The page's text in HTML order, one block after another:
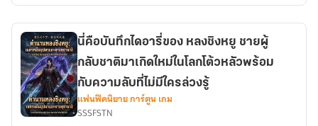
โลก
High
School
DxD
และ
มี
พลัง
นี่คือบันทึกไดอารี่ของ หลงชิงหยู ชายผู้
กลับชาติมาเกิดใหม่ในโลกโต้วหลัวพร้อม
กับความลับที่ไม่มีใครล่วงรู้
แฟนฟิคนิยาย การ์ตูน เกม
SSSFSTN